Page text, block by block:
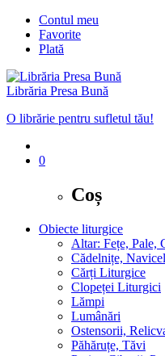
Contul meu
Favorite
Plată
Librăria Presa Bună
O librărie pentru sufletul tău!
0
Coș
Obiecte liturgice
Altar: Fețe, Pale,
Cădelnițe,
Cărți Liturgice
Clopeței Liturgici
Lămpi
Lumânări
Ostensorii,
Păhăruțe, Tăvi